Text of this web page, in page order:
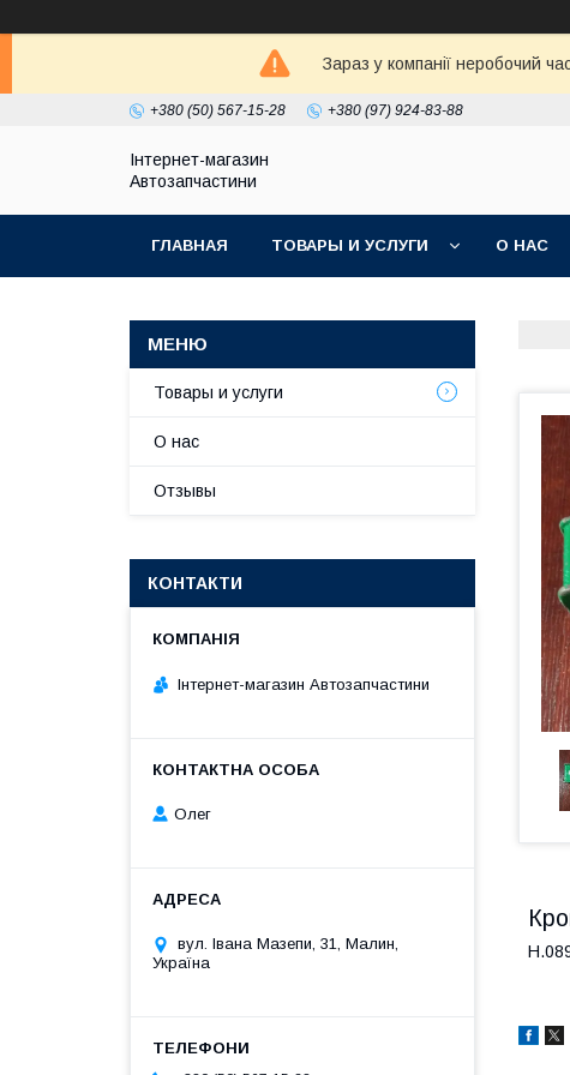
Зараз у компанії неробочий
+380 (50) 567-15-28 +380 (97) 924-83-88
Інтернет-магазин
Автозапчастини
ГЛАВНАЯ ТОВАРЫ И УСЛУГИ О НАС
Товары и услуги
О нас
Отзывы
КОНТАКТИ
Інтернет-магазин Автозапчастини
Олег
вул. Івана Мазепи, 31, Малин,
Україна